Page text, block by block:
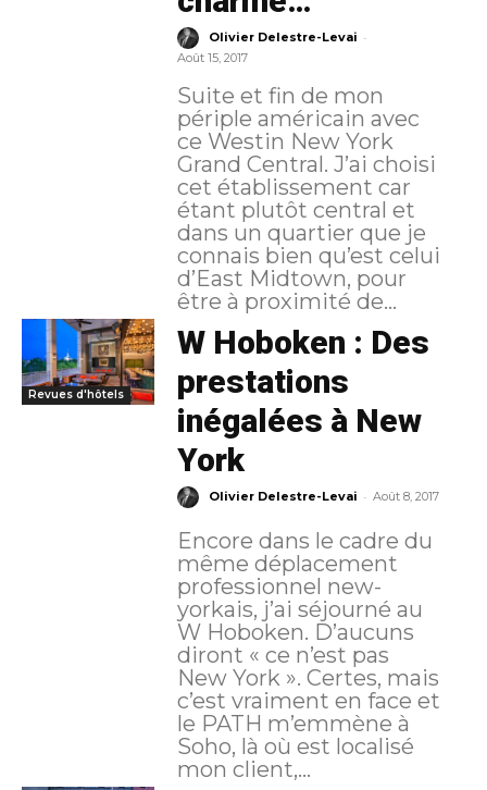
Olivier Delestre-Levai -
Août 15, 2017
Suite et fin de mon
périple américain avec
ce Westin New York
Grand Central. J’ai choisi
cet établissement car
étant plutôt central et
dans un quartier que je
connais bien qu’est celui
d’East Midtown, pour
être à proximité de...
Revues d'hôtels
W Hoboken : Des
prestations
inégalées à New
York
Olivier Delestre-Levai - Août 8, 2017
Encore dans le cadre du
même déplacement
professionnel new-
yorkais, j’ai séjourné au
W Hoboken. D’aucuns
diront « ce n’est pas
New York ». Certes, mais
c’est vraiment en face et
le PATH m’emmène à
Soho, là où est localisé
mon client,...